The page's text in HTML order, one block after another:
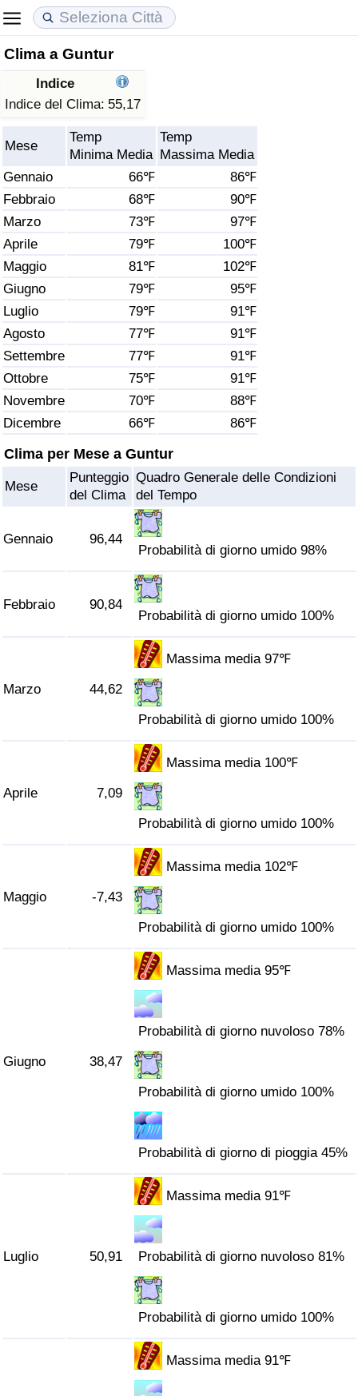
Clima a Guntur
Indice
Indice del Clima: 55,17
Mese
Temp
Minima Media
Temp
Massima Media
Gennaio
66℉
86℉
Febbraio
68℉
90℉
Marzo
73℉
97℉
Aprile
79℉
100℉
Maggio
81℉
102℉
Giugno
79℉
95℉
Luglio
79℉
91℉
Agosto
77℉
91℉
Settembre
77℉
91℉
Ottobre
75℉
91℉
Novembre
70℉
88℉
Dicembre
66℉ 86℉
Clima per Mese a Guntur
Mese
Punteggio
del Clima
Quadro Generale delle Condizioni
del Tempo
Gennaio 96,44
Probabilità di giorno umido 98%
Febbraio 90,84
Probabilità di giorno umido 100%
Marzo 44,62
Massima media 97℉
Probabilità di giorno umido 100%
Aprile 7,09
Massima media 100℉
Probabilità di giorno umido 100%
Maggio -7,43
Massima media 102℉
Probabilità di giorno umido 100%
Giugno 38,47
Massima media 95℉
Probabilità di giorno nuvoloso 78%
Probabilità di giorno umido 100%
Probabilità di giorno di pioggia 45%
Luglio 50,91
Massima media 91℉
Probabilità di giorno nuvoloso 81%
Probabilità di giorno umido 100%
Massima media 91℉
Costo della vita
Indice Del Costo Della Vita (corrente)
Indice Del Costo Della Vita
Indice del Costo della Vita per Nazione
ad Aqaba
Prezzi degli immobili
Indice del Prezzo delle Case (Corrente)
Indice del Prezzo delle Case
Indice del Prezzo delle Case per Nazione
Qualità della Vita
Indice della Qualità della Vita
Indice della Qualità della Vita (Corrente)
Indice della qualità della vita per Paese
Criminalità
Indice del Tasso di Criminalità (Corrente)
Indice della Criminalità
Indice di criminalità per paese
Assistenza Sanitaria
Indice dell’Assistenza Sanitaria (Corrente)
Indice dell’Assistenza Sanitaria per
Indice dell’Inquinamento (Corrente)
Indice di inquinamento
Indice dell’Inquinamento per Nazione
Indice del traffico (Corrente)
Indice del traffico per Nazione